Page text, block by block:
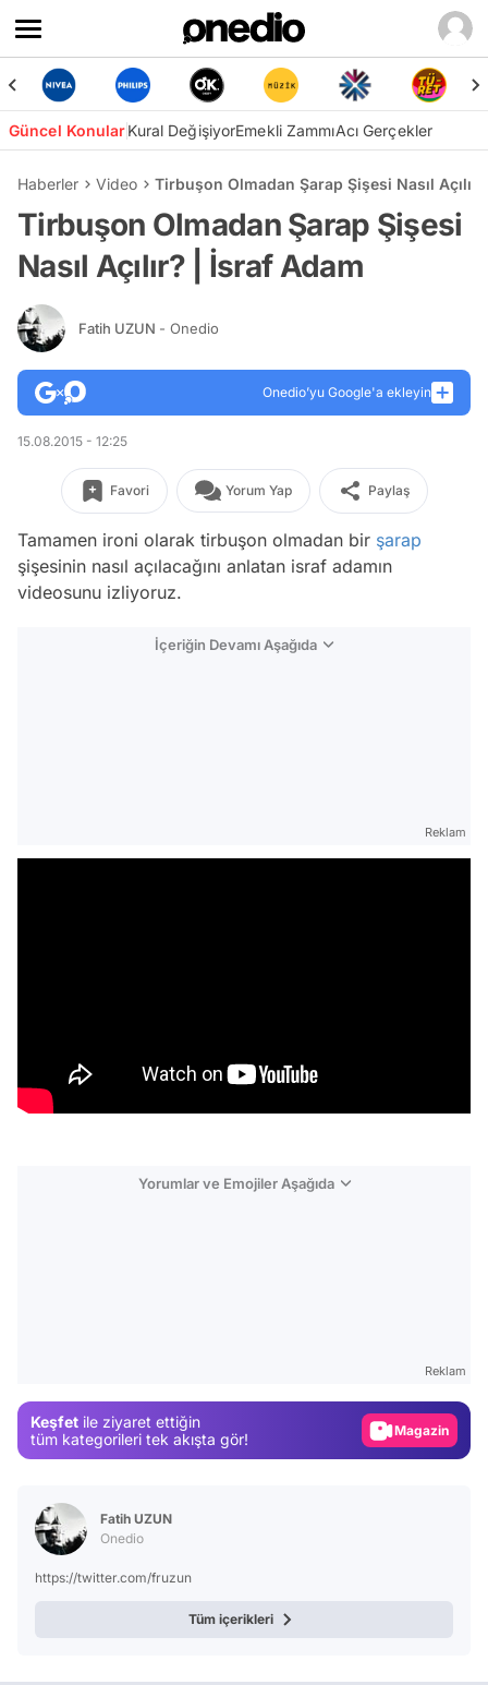
Güncel KonularKural DeğişiyorEmekli ZammıAcı Gerçekler
Haberler Video Tirbuşon Olmadan Şarap Şişesi Nasıl
Tirbuşon Olmadan Şarap Şişesi
Nasıl Açılır? | İsraf Adam
Fatih UZUN - Onedio
Onedio’yu Google'a ekleyin
15.08.2015 - 12:25
Favori Yorum Yap Paylaş
Tamamen ironi olarak tirbuşon olmadan bir şarap
şişesinin nasıl açılacağını anlatan israf adamın
videosunu izliyoruz.
İçeriğin Devamı Aşağıda
Reklam
Yorumlar ve Emojiler Aşağıda
Reklam
Keşfet ile ziyaret ettiğin
tüm kategorileri tek akışta gör!
Magazin
Fatih UZUN
Onedio
https://twitter.com/fruzun
Tüm içerikleri